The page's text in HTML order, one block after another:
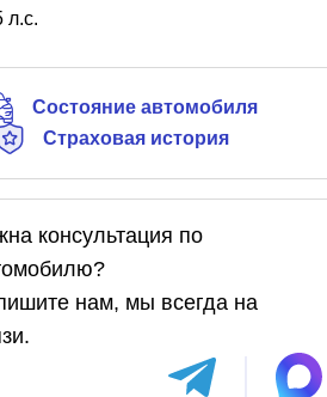
л.с.
Состояние автомобиля
Страховая история
консультация по
нам, мы всегда на